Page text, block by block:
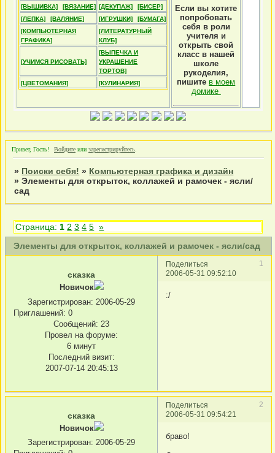
[ВЫШИВКА] [ВЯЗАНИЕ] [ДЕКУПАЖ]
[БИСЕР]
[ЛЕПКА]
[ВАЛЯНИЕ] [ИГРУШКИ]
[БУМАГА]
[КОМПЬЮТЕРНАЯ
ГРАФИКА]
[ЛИТЕРАТУРНЫЙ
КЛУБ]
[УЧИМСЯ РИСОВАТЬ]
[ВЫПЕЧКА И
УКРАШЕНИЕ
ТОРТОВ]
[ЦВЕТОМАНИЯ]
[КУЛИНАРИЯ]
Если вы хотите
попробовать
себя в роли
учителя и
открыть свой
класс в нашей
школе
рукоделия,
пишите в моем
домике
Привет, Гость! Войдите или зарегистрируйтесь
» Поиски себя! » Компьютерная графика и дизайн
»Элементы для открыток, коллажей и рамочек - ясли/
сад
Элементы для открыток, коллажей и рамочек - ясли/сад
Страница: 1 2 3 4 5 »
Поделиться
1
2006-05-31 09:52:10
сказка
Новичок
Зарегистрирован: 2006-05-29
Приглашений: 0
Сообщений: 23
Провел на форуме:
6 минут
Последний визит:
2007-07-14 20:45:13
:/
Поделиться
2
2006-05-31 09:54:21
сказка
Новичок
Зарегистрирован: 2006-05-29
браво!